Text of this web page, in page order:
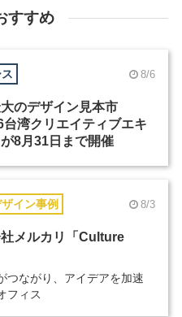
すすめ
8/6
のデザイン見本市
台湾クリエイティブエキ
8月31日まで開催
イン事例 8/3
メルカリ「Culture
つながり、アイデアを加速
フィス